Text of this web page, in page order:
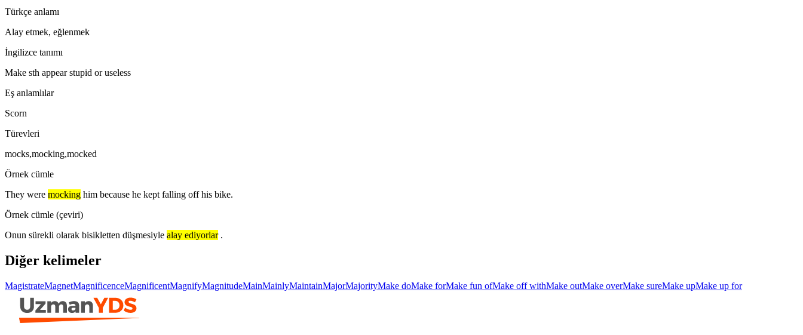
Türkçe anlamı
Alay etmek, eğlenmek
İngilizce tanımı
Make sth appear stupid or useless
Eş anlamlılar
Scorn
Türevleri
mocks,mocking,mocked
Örnek cümle
They were mocking him because he kept falling off his bike.
Örnek cümle (çeviri)
Onun sürekli olarak bisikletten düşmesiyle alay ediyorlar .
Diğer kelimeler
MagistrateMagnetMagnificenceMagnificentMagnifyMagnitudeMainMainlyMaintainMajorMajorityMake doMake forMake fun ofMake off withMake outMake overMake sureMake upMake up for